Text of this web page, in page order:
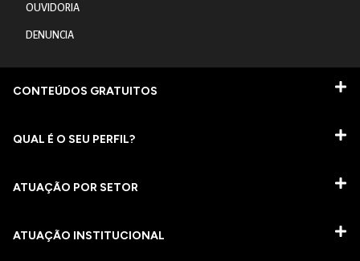
OUVIDORIA
DENUNCIA
CONTEÚDOS GRATUITOS
QUAL É O SEU PERFIL?
ATUAÇÃO POR SETOR
ATUAÇÃO INSTITUCIONAL